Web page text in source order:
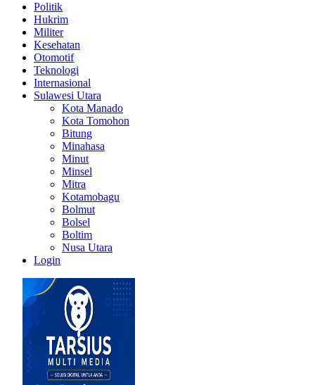
Politik
Hukrim
Militer
Kesehatan
Otomotif
Teknologi
Internasional
Sulawesi Utara
Kota Manado
Kota Tomohon
Bitung
Minahasa
Minut
Minsel
Mitra
Kotamobagu
Bolmut
Bolsel
Boltim
Nusa Utara
Login